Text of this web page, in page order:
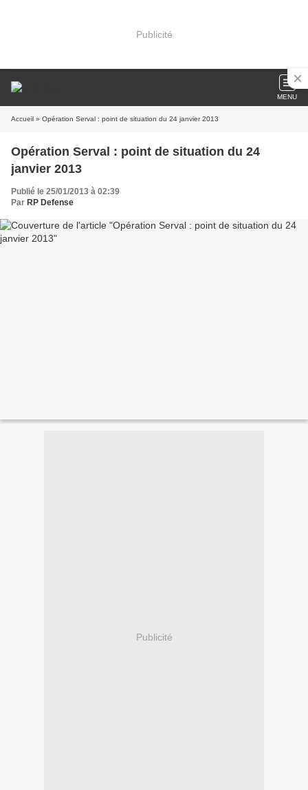
Publicité
MENU
Accueil » Opération Serval : point de situation du 24 janvier 2013
Opération Serval : point de situation du 24
janvier 2013
Publié le 25/01/2013 à 02:39
Par RP Defense
Publicité